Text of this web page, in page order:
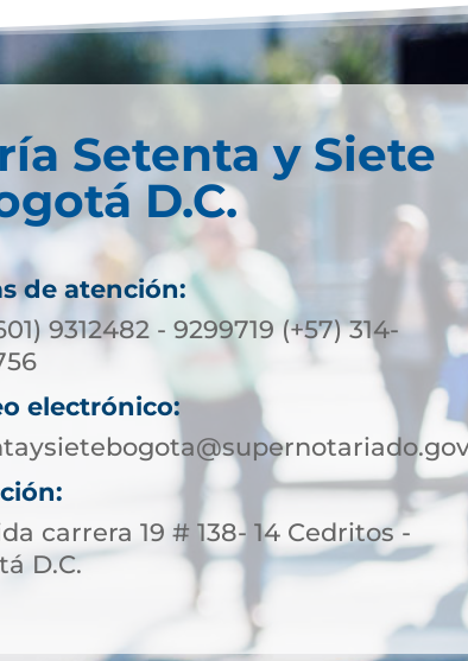
Setenta y Siete
D.C.
de atención:
9312482 - 9299719 (+57) 314-
electrónico:
carrera 19 # 138- 14 Cedritos -
D.C.